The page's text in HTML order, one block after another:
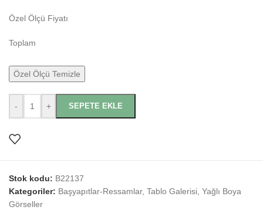
Özel Ölçü Fiyatı
Toplam
Özel Ölçü Temizle
- + SEPETE EKLE
Stok kodu: B22137
Kategoriler: Başyapıtlar-Ressamlar, Tablo Galerisi, Yağlı Boya
Görseller